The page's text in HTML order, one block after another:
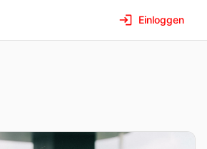
Einloggen